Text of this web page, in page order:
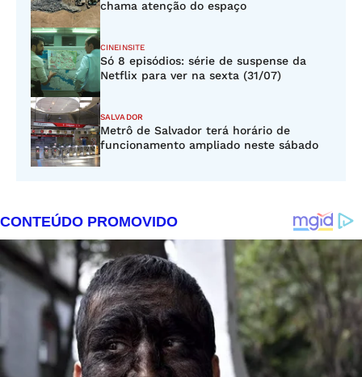
chama atenção do espaço
CINEINSITE
Só 8 episódios: série de suspense da
Netflix para ver na sexta (31/07)
SALVADOR
Metrô de Salvador terá horário de
funcionamento ampliado neste sábado